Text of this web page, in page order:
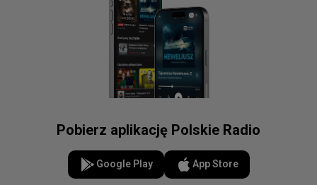
Pobierz aplikację Polskie Radio
Google Play App Store